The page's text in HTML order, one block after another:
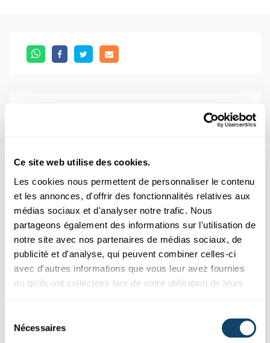
Ce site web utilise des cookies.
Les cookies nous permettent de personnaliser le contenu
et les annonces, d'offrir des fonctionnalités relatives aux
médias sociaux et d'analyser notre trafic. Nous
partageons également des informations sur l'utilisation de
notre site avec nos partenaires de médias sociaux, de
publicité et d'analyse, qui peuvent combiner celles-ci
avec d'autres informations que vous leur avez fournies
ou qu'ils ont collectées lors de votre utilisation de leurs
Nécessaires
Aussi intéréssant
EXPERIMENT MUSIK